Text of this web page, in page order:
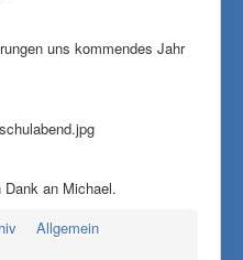
uns kommendes Jahr
an Michael.
Allgemein